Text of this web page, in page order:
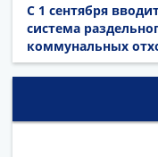
С 1 сентября
система
коммунальных